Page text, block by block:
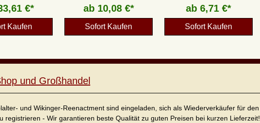
€*
Kaufen
ab 10,08 €*
Sofort Kaufen
ab 6,71 €*
Sofort Kaufen
und Großhandel
und Wikinger-Reenactment sind eingeladen, sich als Wiederverkäufer für den
registrieren - Wir garantieren beste Qualität zu guten Preisen bei kurzen Lieferzeit!